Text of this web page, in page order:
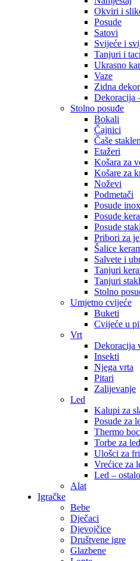
Okviri i
Posude
Satovi
Svijeće i
Tanjuri i
Ukrasno
Vaze
Zidna
Dekoracija
Stolno posuđe
Bokali
Čajnici
Čaše
Etažeri
Košara za
Košare za
Noževi
Podmetači
Posude inox
Posude
Posude
Pribori za
Šalice
Salvete i
Tanjuri
Tanjuri
Stolno
Umjetno cvijeće
Buketi
Cvijeće u
Vrt
Dekoracija
Insekti
Njega vrta
Pitari
Zalijevanje
Led
Kalupi za
Posude za
Thermo
Torbe za led
Ulošci za
Vrećice za
Led – ostalo
Alat
Igračke
Bebe
Dječaci
Djevojčice
Društvene igre
Glazbene